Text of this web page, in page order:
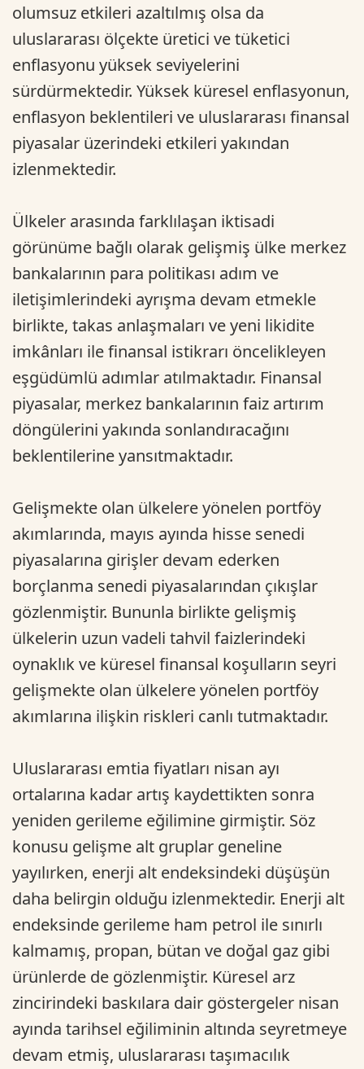
olumsuz etkileri azaltılmış olsa da
uluslararası ölçekte üretici ve tüketici
enflasyonu yüksek seviyelerini
sürdürmektedir. Yüksek küresel enflasyonun,
enflasyon beklentileri ve uluslararası finansal
piyasalar üzerindeki etkileri yakından
izlenmektedir.
Ülkeler arasında farklılaşan iktisadi
görünüme bağlı olarak gelişmiş ülke merkez
bankalarının para politikası adım ve
iletişimlerindeki ayrışma devam etmekle
birlikte, takas anlaşmaları ve yeni likidite
imkânları ile finansal istikrarı öncelikleyen
eşgüdümlü adımlar atılmaktadır. Finansal
piyasalar, merkez bankalarının faiz artırım
döngülerini yakında sonlandıracağını
beklentilerine yansıtmaktadır.
Gelişmekte olan ülkelere yönelen portföy
akımlarında, mayıs ayında hisse senedi
piyasalarına girişler devam ederken
borçlanma senedi piyasalarından çıkışlar
gözlenmiştir. Bununla birlikte gelişmiş
ülkelerin uzun vadeli tahvil faizlerindeki
oynaklık ve küresel finansal koşulların seyri
gelişmekte olan ülkelere yönelen portföy
akımlarına ilişkin riskleri canlı tutmaktadır.
Uluslararası emtia fiyatları nisan ayı
ortalarına kadar artış kaydettikten sonra
yeniden gerileme eğilimine girmiştir. Söz
konusu gelişme alt gruplar geneline
yayılırken, enerji alt endeksindeki düşüşün
daha belirgin olduğu izlenmektedir. Enerji alt
endeksinde gerileme ham petrol ile sınırlı
kalmamış, propan, bütan ve doğal gaz gibi
ürünlerde de gözlenmiştir. Küresel arz
zincirindeki baskılara dair göstergeler nisan
ayında tarihsel eğiliminin altında seyretmeye
devam etmiş, uluslararası taşımacılık